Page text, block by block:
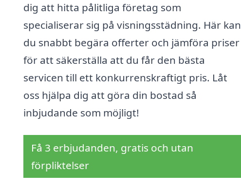
dig att hitta pålitliga företag som
specialiserar sig på visningsstädning. Här kan
du snabbt begära offerter och jämföra priser
för att säkerställa att du får den bästa
servicen till ett konkurrenskraftigt pris. Låt
oss hjälpa dig att göra din bostad så
inbjudande som möjligt!
Få 3 erbjudanden, gratis och utan
förpliktelser